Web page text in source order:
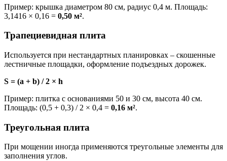
Пример: крышка диаметром 80 см, радиус 0,4 м. Площадь:
3,1416 × 0,16 = 0,50 м².
Трапециевидная плита
Используется при нестандартных планировках – скошенные
лестничные площадки, оформление подъездных дорожек.
S = (a + b) / 2 × h
Пример: плитка с основаниями 50 и 30 см, высота 40 см.
Площадь: (0,5 + 0,3) / 2 × 0,4 = 0,16 м².
Треугольная плита
При мощении иногда применяются треугольные элементы для
заполнения углов.